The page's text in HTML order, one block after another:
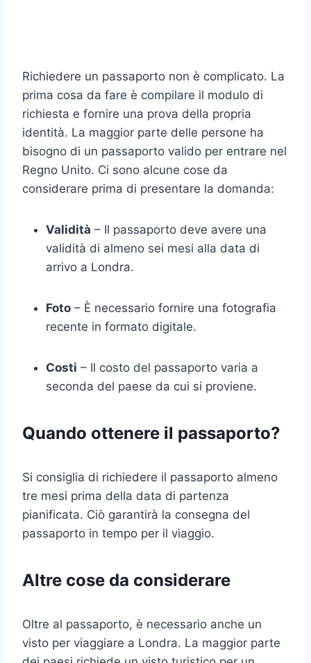
Richiedere un passaporto non è complicato. La
prima cosa da fare è compilare il modulo di
richiesta e fornire una prova della propria
identità. La maggior parte delle persone ha
bisogno di un passaporto valido per entrare nel
Regno Unito. Ci sono alcune cose da
considerare prima di presentare la domanda:
Validità – Il passaporto deve avere una
validità di almeno sei mesi alla data di
arrivo a Londra.
Foto – È necessario fornire una fotografia
recente in formato digitale.
Costi – Il costo del passaporto varia a
seconda del paese da cui si proviene.
Quando ottenere il passaporto?
Si consiglia di richiedere il passaporto almeno
tre mesi prima della data di partenza
pianificata. Ciò garantirà la consegna del
passaporto in tempo per il viaggio.
Altre cose da considerare
Oltre al passaporto, è necessario anche un
visto per viaggiare a Londra. La maggior parte